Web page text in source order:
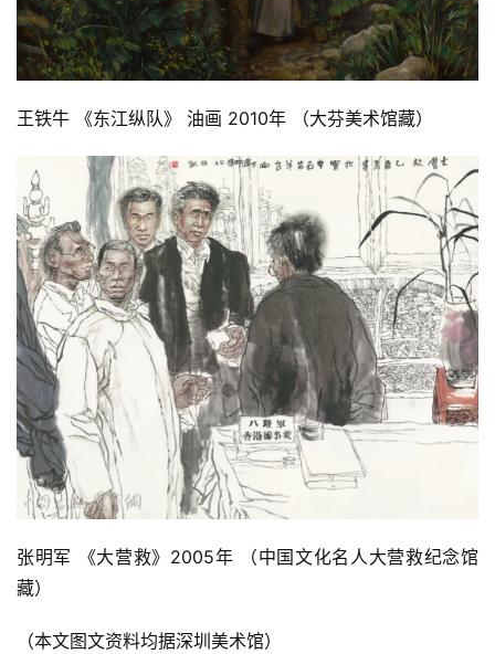
王铁牛 《东江纵队》 油画 2010年 （大芬美术馆藏）
张明军 《大营救》2005年 （中国文化名人大营救纪念馆
藏）
（本文图文资料均据深圳美术馆）